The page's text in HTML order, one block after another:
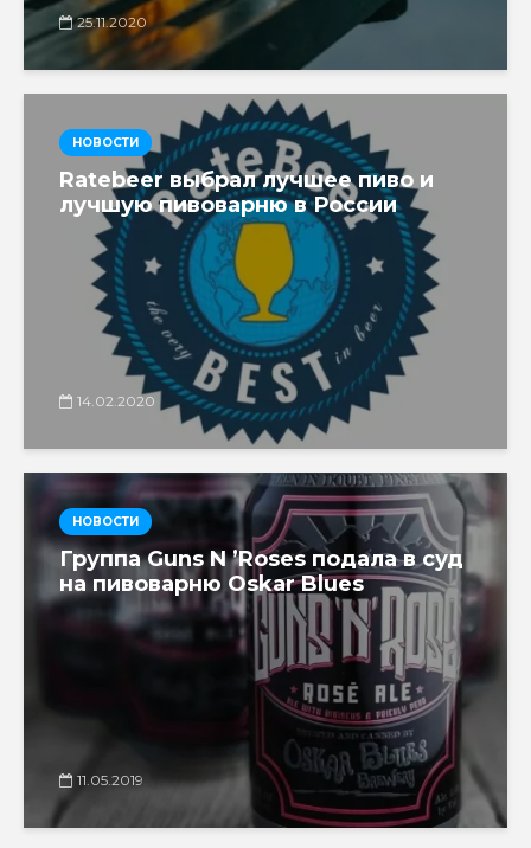
25.11.2020
НОВОСТИ
Ratebeer выбрал лучшее пиво и
лучшую пивоварню в России
14.02.2020
НОВОСТИ
Группа Guns N ’Roses подала в суд
на пивоварню Oskar Blues
11.05.2019